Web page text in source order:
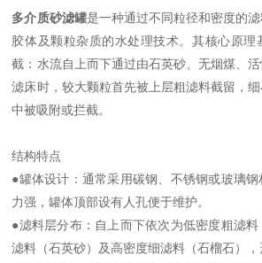
多介质砂滤罐是一种通过不同粒径和密度的滤
胶体及颗粒杂质的水处理技术。其核心原理
截：水流自上而下通过由石英砂、无烟煤、
滤床时，较大颗粒首先被上层粗滤料截留，
中被吸附或拦截。
结构特点
●罐体设计：通常采用碳钢、不锈钢或玻璃
力强，罐体顶部设有人孔便于维护。
●滤料层分布：自上而下依次为低密度粗滤
滤料（石英砂）及高密度细滤料（石榴石）